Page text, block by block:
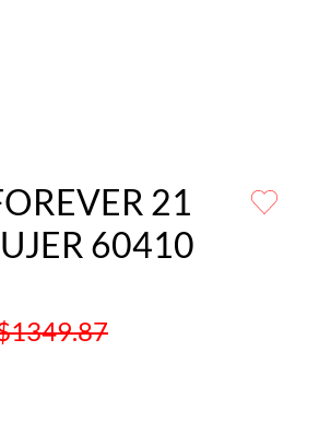
21
60410
1349.87